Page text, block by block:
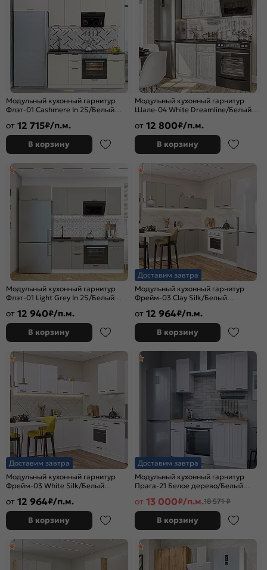
Модульный кухонный гарнитур
Флэт-01 Cashmere In 2S/Белый
от 12 715₽/п.м.
В корзину
Модульный кухонный гарнитур
Шале-04 White Dreamline/Белый
от 12 800₽/п.м.
В корзину
Модульный кухонный гарнитур
Флэт-01 Light Grey In 2S/Белый
от 12 940₽/п.м.
В корзину
Доставим завтра
Модульный кухонный гарнитур
Фрейм-03 Clay Silk/Белый
от 12 964₽/п.м.
В корзину
Доставим завтра
Модульный кухонный гарнитур
Фрейм-03 White Silk/Белый
от 12 964₽/п.м.
В корзину
Доставим завтра
Модульный кухонный гарнитур
Прага-21 Белое дерево/Белый
от 13 000₽/п.м.18 571 ₽
В корзину